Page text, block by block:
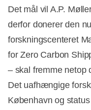
Det mål vil A.P.
derfor donerer den
forskningscenteret
for Zero Carbon
– skal fremme netop
Det uafhængige
København og